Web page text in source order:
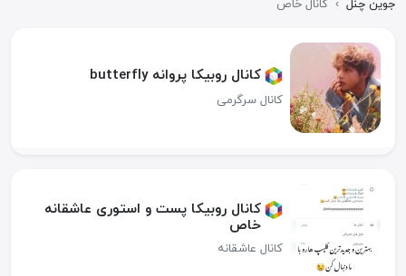
جوین چنل › کانال خاص
کانال روبیکا پروانه butterfly‌
کانال سرگرمی
کانال روبیکا پست و استوری عاشقانه
خاص
کانال عاشقانه